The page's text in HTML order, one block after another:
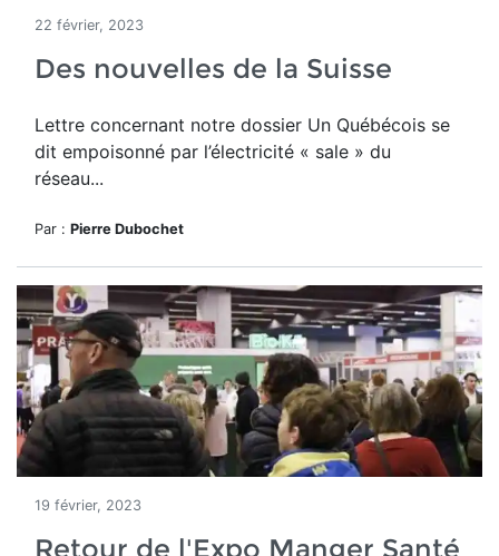
22 février, 2023
Des nouvelles de la Suisse
Lettre concernant notre dossier Un Québécois se
dit empoisonné par l’électricité « sale » du
réseau...
Par : Pierre Dubochet
19 février, 2023
Retour de l'Expo Manger Santé